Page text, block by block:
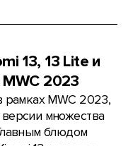
13, 13 Lite и
MWC 2023
рамках MWC 2023,
множества
блюдом